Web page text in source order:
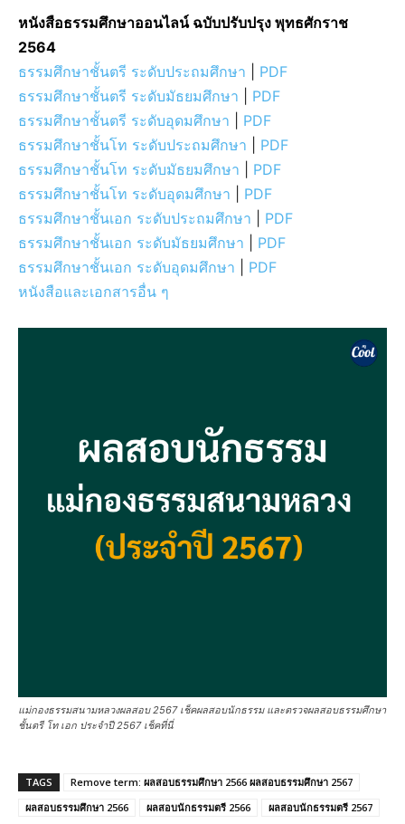
หนังสือธรรมศึกษาออนไลน์ ฉบับปรับปรุง พุทธศักราช
2564
ธรรมศึกษาชั้นตรี ระดับประถมศึกษา
PDF
ธรรมศึกษาชั้นตรี ระดับมัธยมศึกษา
PDF
ธรรมศึกษาชั้นตรี ระดับอุดมศึกษา
PDF
ธรรมศึกษาชั้นโท ระดับประถมศึกษา
PDF
ธรรมศึกษาชั้นโท ระดับมัธยมศึกษา
PDF
ธรรมศึกษาชั้นโท ระดับอุดมศึกษา
PDF
ธรรมศึกษาชั้นเอก ระดับประถมศึกษา
PDF
ธรรมศึกษาชั้นเอก ระดับมัธยมศึกษา
PDF
ธรรมศึกษาชั้นเอก ระดับอุดมศึกษา
PDF
หนังสือและเอกสารอื่น ๆ
แม่กองธรรมสนามหลวงผลสอบ 2567 เช็คผลสอบนักธรรม และตรวจผลสอบธรรมศึกษา
ชั้นตรี โท เอก ประจำปี 2567 เช็คที่นี่
TAGS
Remove term: ผลสอบธรรมศึกษา 2566 ผลสอบธรรมศึกษา 2567
ผลสอบธรรมศึกษา 2566
ผลสอบนักธรรมตรี 2566 ผลสอบนักธรรมตรี 2567